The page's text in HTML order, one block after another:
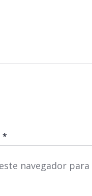
navegador